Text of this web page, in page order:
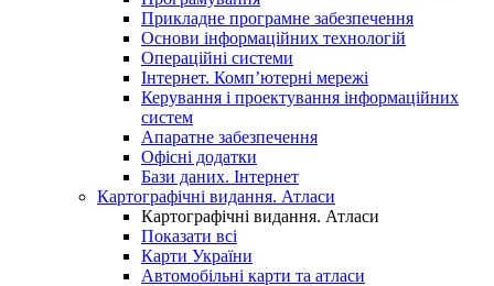
Прикладне програмне забезпечення
Основи інформаційних технологій
Операційні системи
Інтернет. Комп’ютерні мережі
Керування і проектування інформаційних
систем
Апаратне забезпечення
Офісні додатки
Бази даних. Інтернет
Картографічні видання. Атласи
Картографічні видання. Атласи
Показати всі
Карти України
Автомобільні карти та атласи